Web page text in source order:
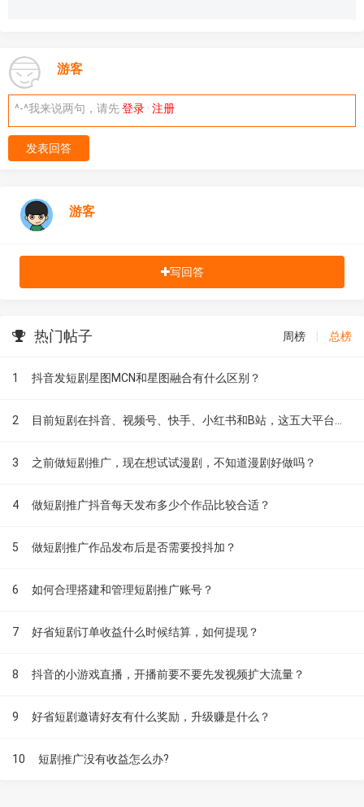
游客
^-^我来说两句，请先登录 · 注册
发表回答
游客
写回答
热门帖子 周榜 总榜
1 抖音发短剧星图MCN和星图融合有什么区别？
2
3 之前做短剧推广，现在想试试漫剧，不知道漫剧好做吗？
4 做短剧推广抖音每天发布多少个作品比较合适？
5 做短剧推广作品发布后是否需要投抖加？
6 如何合理搭建和管理短剧推广账号？
7 好省短剧订单收益什么时候结算，如何提现？
8 抖音的小游戏直播，开播前要不要先发视频扩大流量？
9 好省短剧邀请好友有什么奖励，升级赚是什么？
10 短剧推广没有收益怎么办?